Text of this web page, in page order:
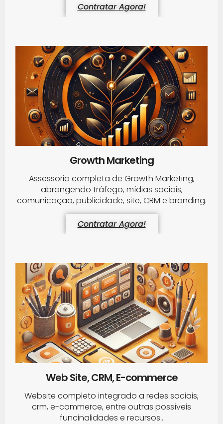
Contratar Agora!
Growth Marketing
Assessoria completa de Growth Marketing,
abrangendo tráfego, mídias sociais,
comunicação, publicidade, site, CRM e branding.
Contratar Agora!
Web Site, CRM, E-commerce
Website completo integrado a redes sociais,
crm, e-commerce, entre outras possíveis
funcinalidades e recursos..